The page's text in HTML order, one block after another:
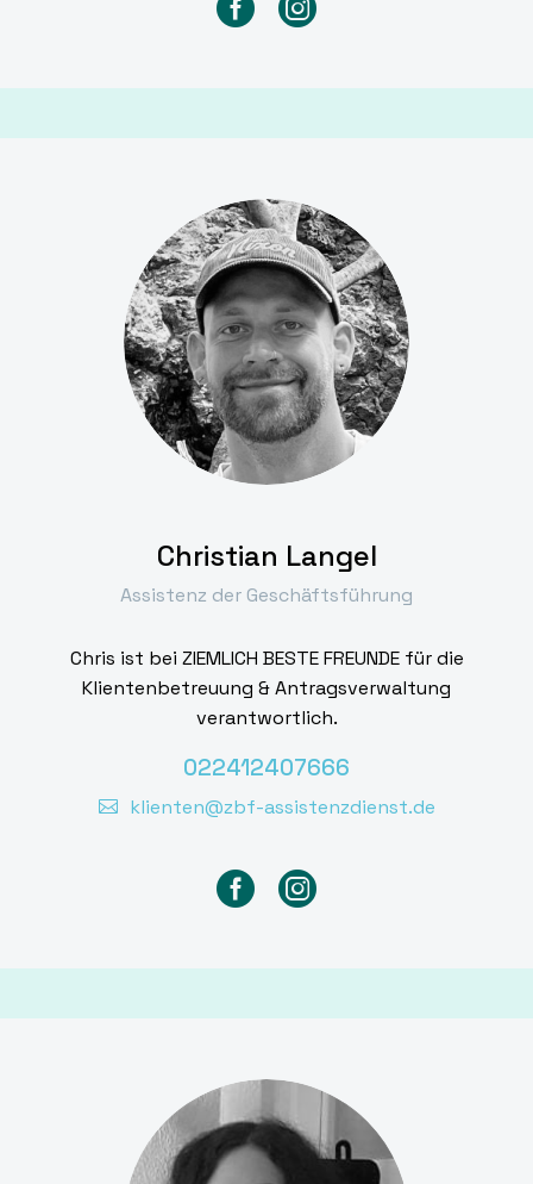
Christian Langel
Assistenz der Geschäftsführung
Chris ist bei ZIEMLICH BESTE FREUNDE für die
Klientenbetreuung & Antragsverwaltung
verantwortlich.
022412407666
klienten@zbf-assistenzdienst.de